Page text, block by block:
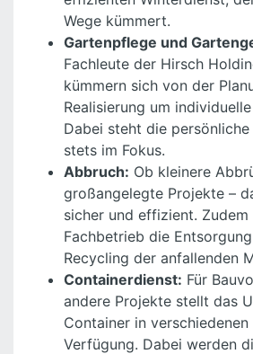
Wege kümmert.
Gartenpflege und
Fachleute der Hirsch
kümmern sich von der
Realisierung um
Dabei steht die
stets im Fokus.
Abbruch: Ob kleinere
großangelegte Projekte –
sicher und effizient.
Fachbetrieb die
Recycling der anfallenden
Containerdienst: Für
andere Projekte stellt das
Container in
Verfügung. Dabei werden